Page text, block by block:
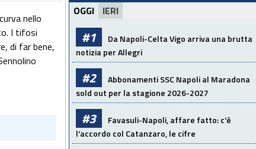
nello
I tifosi
di far bene,
OGGI IERI
#1
Da Napoli-Celta Vigo arriva una brutta
notizia per Allegri
#2
Abbonamenti SSC Napoli al Maradona
sold out per la stagione 2026-2027
#3
Favasuli-Napoli, affare fatto: c'è
l'accordo col Catanzaro, le cifre